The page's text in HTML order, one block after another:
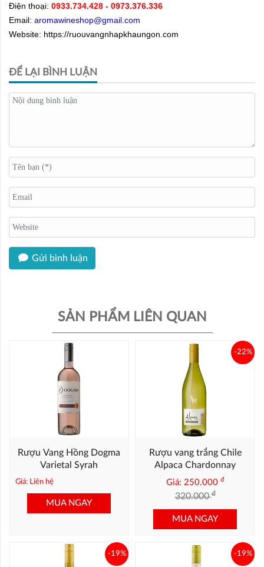
Điện thoại: 0933.734.428 - 0973.376.336
Email: aromawineshop@gmail.com
Website: https://ruouvangnhapkhaungon.com
ĐỂ LẠI BÌNH LUẬN
Gửi bình luận
SẢN PHẨM LIÊN QUAN
Rượu Vang Hồng Dogma
Varietal Syrah
Giá: Liên hệ
MUA NGAY
Rượu vang trắng Chile
Alpaca Chardonnay
Giá: 250.000 đ
320.000đ
-22%
MUA NGAY
-19% -19%